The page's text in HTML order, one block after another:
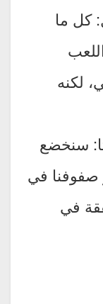
كل ما
لكنه
سنخضع
صفوفنا في
في